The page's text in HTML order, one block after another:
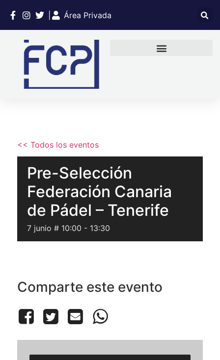
Área Privada
<< Todos los eventos
Pre-Selección
Federación Canaria
de Pádel – Tenerife
7 junio # 10:00 - 13:30
Comparte este evento